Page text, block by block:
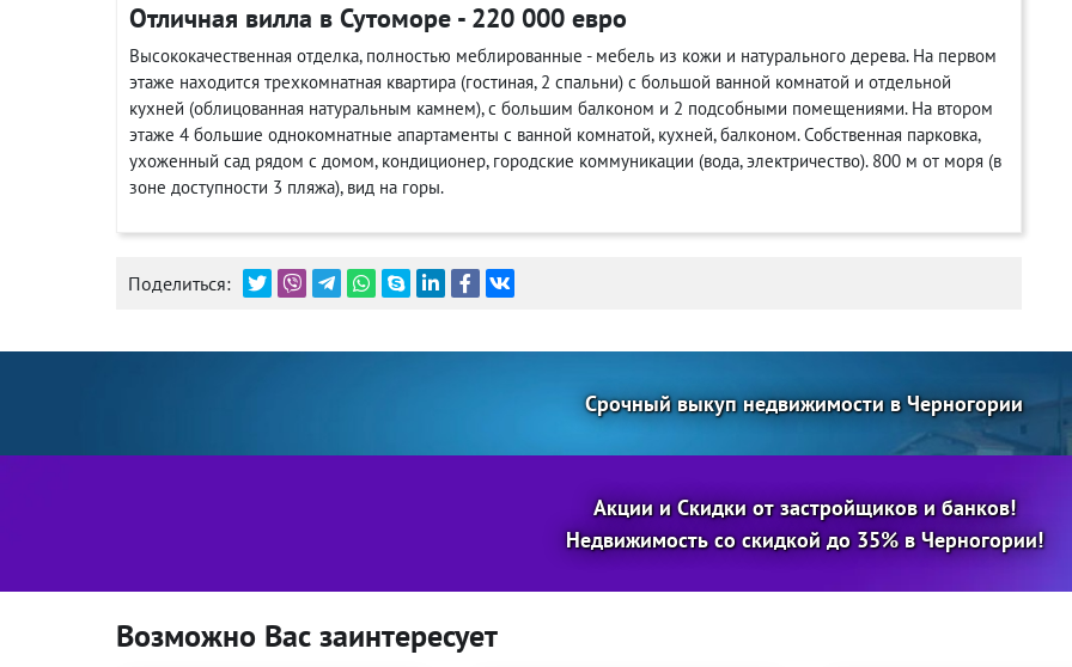
Отличная вилла в Сутоморе - 220 000 евро
Высококачественная отделка, полностью меблированные - мебель из кожи и натурального дерева. На первом
этаже находится трехкомнатная квартира (гостиная, 2 спальни) с большой ванной комнатой и отдельной
кухней (облицованная натуральным камнем), с большим балконом и 2 подсобными помещениями. На втором
этаже 4 большие однокомнатные апартаменты с ванной комнатой, кухней, балконом. Собственная парковка,
ухоженный сад рядом с домом, кондиционер, городские коммуникации (вода, электричество). 800 м от моря (в
зоне доступности 3 пляжа), вид на горы.
Поделиться:
Срочный выкуп недвижимости в Черногории
Акции и Скидки от застройщиков и банков!
Недвижимость со скидкой до 35% в Черногории!
Возможно Вас заинтересует